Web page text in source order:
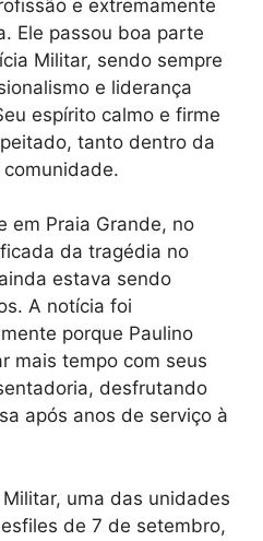
e extremamente
Ele passou boa parte
Militar, sendo sempre
e liderança
espírito calmo e firme
tanto dentro da
em Praia Grande, no
da tragédia no
estava sendo
A notícia foi
porque Paulino
mais tempo com seus
desfrutando
após anos de serviço à
uma das unidades
de 7 de setembro,